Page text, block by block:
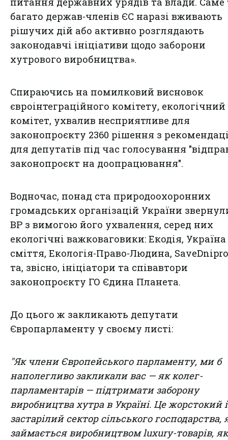
багато держав-членів ЄС наразі вживають
рішучих дій або активно розглядають
законодавчі ініціативи щодо заборони
хутрового виробництва».
Спираючись на помилковий висновок
євроінтеграційного комітету, екологічний
комітет, ухвалив несприятливе для
законопроєкту 2360 рішення з
для депутатів під час голосування
законопроєкт на доопрацювання".
Водночас, понад ста природоохоронних
громадських організацій України
ВР з вимогою його ухвалення, серед них
екологічні важковаговики: Екодія,
сміття, Екологія-Право-Людина,
та, звісно, ініціатори та співавтори
законопроєкту ГО Єдина Планета.
До цього ж закликають депутати
Європарламенту у своєму листі:
"Як члени Європейського парламенту, ми б
наполегливо закликали вас — як колег-
парламентарів — підтримати заборону
виробництва хутра в Україні. Це жорстокий і
застарілий сектор сільського господарства,
займається виробництвом luxury-товарів,